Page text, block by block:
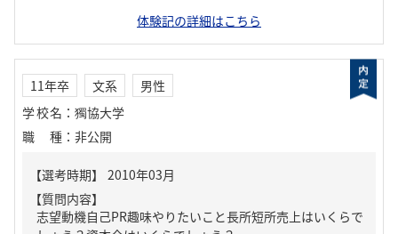
体験記の詳細はこちら
11年卒 文系
男性
学校名 ： 獨協大学
職種 ： 非公開
【質問内容】
志望動機自己PR趣味やりたいこと長所短所売上はいくらで